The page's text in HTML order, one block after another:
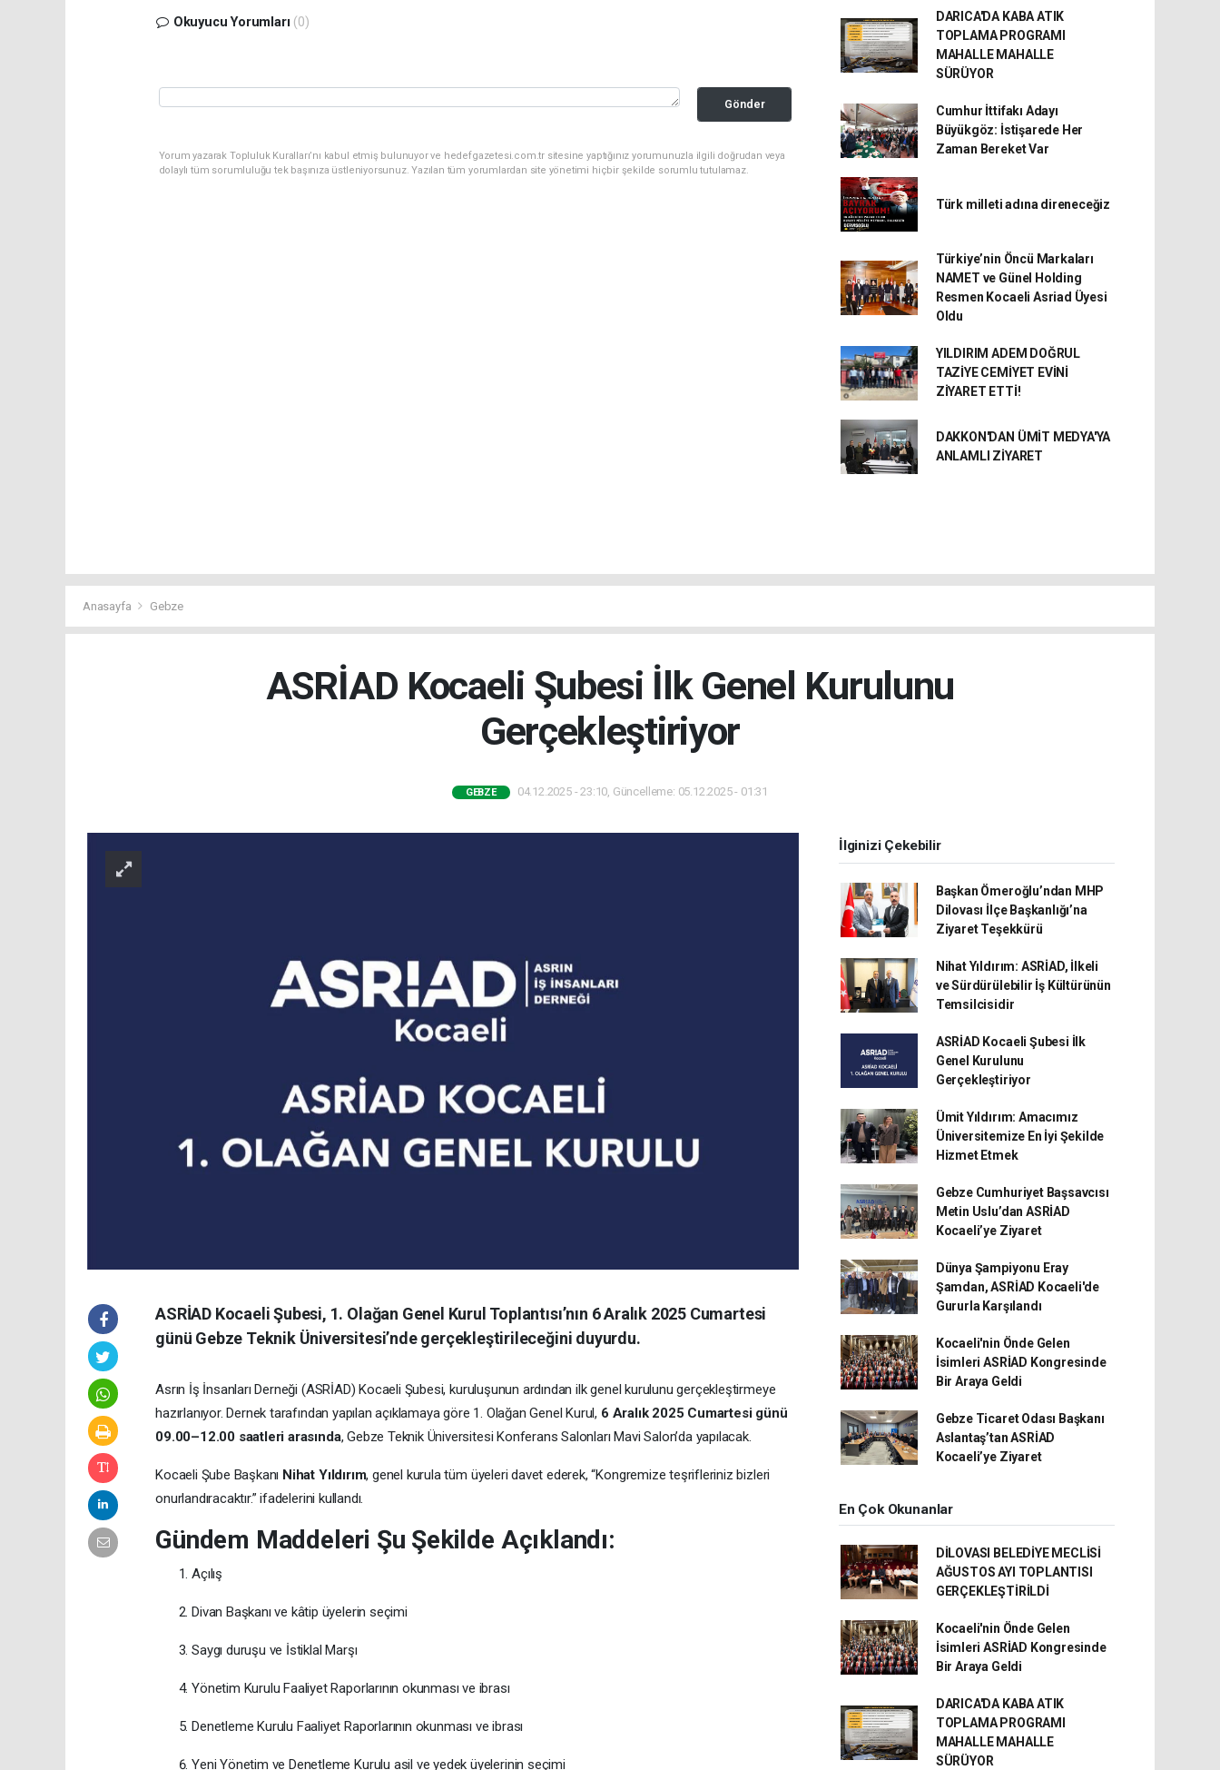
Okuyucu Yorumları (0)
Gönder
Yorum yazarak Topluluk Kuralları’nı kabul etmiş bulunuyor ve hedefgazetesi.com.tr sitesine yaptığınız yorumunuzla ilgili doğrudan veya
dolaylı tüm sorumluluğu tek başınıza üstleniyorsunuz. Yazılan tüm yorumlardan site yönetimi hiçbir şekilde sorumlu tutulamaz.
DARICA'DA KABA ATIK
TOPLAMA PROGRAMI
MAHALLE MAHALLE
SÜRÜYOR
Cumhur İttifakı Adayı
Büyükgöz: İstişarede Her
Zaman Bereket Var
Türk milleti adına direneceğiz
Türkiye’nin Öncü Markaları
NAMET ve Günel Holding
Resmen Kocaeli Asriad Üyesi
Oldu
YILDIRIM ADEM DOĞRUL
TAZİYE CEMİYET EVİNİ
ZİYARET ETTİ!
DAKKON'DAN ÜMİT MEDYA'YA
ANLAMLI ZİYARET
Anasayfa Gebze
ASRİAD Kocaeli Şubesi İlk Genel Kurulunu
Gerçekleştiriyor
GEBZE 04.12.2025 - 23:10, Güncelleme: 05.12.2025 - 01:31
ASRİAD Kocaeli Şubesi, 1. Olağan Genel Kurul Toplantısı’nın 6 Aralık 2025 Cumartesi
günü Gebze Teknik Üniversitesi’nde gerçekleştirileceğini duyurdu.
Asrın İş İnsanları Derneği (ASRİAD) Kocaeli Şubesi, kuruluşunun ardından ilk genel kurulunu gerçekleştirmeye
hazırlanıyor. Dernek tarafından yapılan açıklamaya göre 1. Olağan Genel Kurul, 6 Aralık 2025 Cumartesi günü
09.00–12.00 saatleri arasında, Gebze Teknik Üniversitesi Konferans Salonları Mavi Salon’da yapılacak.
Kocaeli Şube Başkanı Nihat Yıldırım, genel kurula tüm üyeleri davet ederek, “Kongremize teşrifleriniz bizleri
onurlandıracaktır.” ifadelerini kullandı.
Gündem Maddeleri Şu Şekilde Açıklandı:
Açılış
Divan Başkanı ve kâtip üyelerin seçimi
Saygı duruşu ve İstiklal Marşı
Yönetim Kurulu Faaliyet Raporlarının okunması ve ibrası
Denetleme Kurulu Faaliyet Raporlarının okunması ve ibrası
Yeni Yönetim ve Denetleme Kurulu asil ve yedek üyelerinin seçimi
İlginizi Çekebilir
Başkan Ömeroğlu’ndan MHP
Dilovası İlçe Başkanlığı’na
Ziyaret Teşekkürü
Nihat Yıldırım: ASRİAD, İlkeli
ve Sürdürülebilir İş Kültürünün
Temsilcisidir
ASRİAD Kocaeli Şubesi İlk
Genel Kurulunu
Gerçekleştiriyor
Ümit Yıldırım: Amacımız
Üniversitemize En İyi Şekilde
Hizmet Etmek
Gebze Cumhuriyet Başsavcısı
Metin Uslu’dan ASRİAD
Kocaeli’ye Ziyaret
Dünya Şampiyonu Eray
Şamdan, ASRİAD Kocaeli'de
Gururla Karşılandı
Kocaeli'nin Önde Gelen
İsimleri ASRİAD Kongresinde
Bir Araya Geldi
Gebze Ticaret Odası Başkanı
Aslantaş’tan ASRİAD
Kocaeli’ye Ziyaret
En Çok Okunanlar
DİLOVASI BELEDİYE MECLİSİ
AĞUSTOS AYI TOPLANTISI
GERÇEKLEŞTİRİLDİ
Kocaeli'nin Önde Gelen
İsimleri ASRİAD Kongresinde
Bir Araya Geldi
DARICA'DA KABA ATIK
TOPLAMA PROGRAMI
MAHALLE MAHALLE
SÜRÜYOR